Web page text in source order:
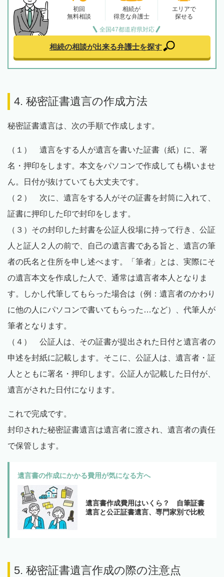
初回
無料相談
相続が
得意な弁護士
エリアで
探せる
全国47都道府県対応
相続の相談が出来る弁護士を探す
4. 秘密証書遺言の作成方法
秘密証書遺言は、次の手順で作成します。
（１） 遺言をする人が遺言を書いた証書（紙）に、署
名・押印をします。本文をパソコンで作成しても構いませ
ん。日付が抜けていても大丈夫です。
（２） 次に、遺言をする人がその証書を封筒に入れて、
証書に押印した印で封印をします。
（３）その封印した封書を公証人役場に持って行き、公証
人と証人２人の前で、自己の遺言書である旨と、遺言の筆
者の氏名と住所を申し述べます。「筆者」とは、実際にそ
の遺言本文を作成した人で、通常は遺言者本人となりま
す。しかし代筆してもらった場合は（例：遺言者のかわり
に他の人にパソコンで書いてもらった…など）、代筆人が
筆者となります。
（４） 公証人は、その証書が提出された日付と遺言者の
申述を封紙に記載します。そこに、公証人は、遺言者・証
人とともに署名・押印します。公証人が記載した日付が、
遺言がされた日付になります。
これで完成です。
封印された秘密証書遺言は遺言者に渡され、遺言者の責任
で保管します。
遺言書の作成にかかる費用が気になる方へ
遺言書作成費用はいくら？ 自筆証書
遺言と公正証書遺言、専門家別で比較
5. 秘密証書遺言作成の際の注意点